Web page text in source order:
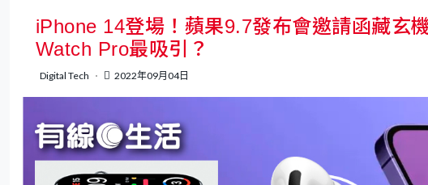
iPhone 14登場！蘋果9.7發布會邀請函藏
Watch Pro最吸引？
Digital Tech 2022年09月04日